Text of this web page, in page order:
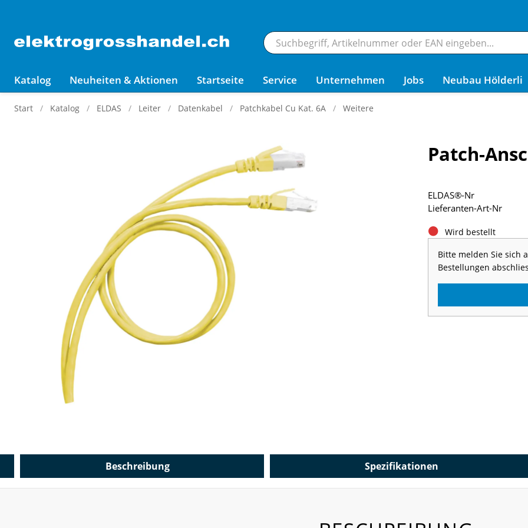
Katalog Neuheiten & Aktionen Startseite Service Unternehmen Jobs Neubau Hölderli
Start Katalog ELDAS Leiter Datenkabel Patchkabel Cu Kat. 6A Weitere
Patch-
Wird bestellt
Bitte melden Sie sich
Bestellungen
ELDAS®-Nr
Lieferanten-Art-Nr
Beschreibung Spezifikationen